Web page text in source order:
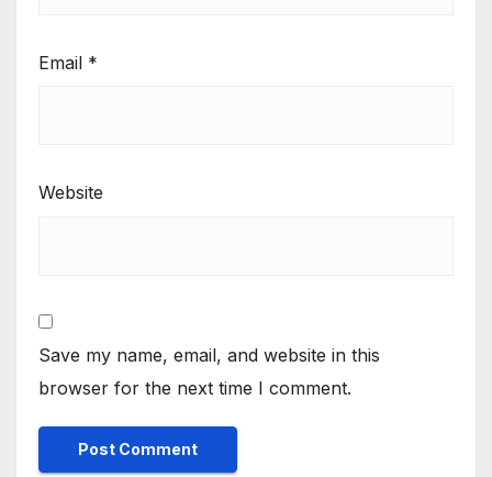
Email *
Website
Save my name, email, and website in this
browser for the next time I comment.